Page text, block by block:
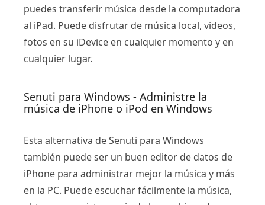
puedes transferir música desde la computadora
al iPad. Puede disfrutar de música local, videos,
fotos en su iDevice en cualquier momento y en
cualquier lugar.
Senuti para Windows - Administre la
música de iPhone o iPod en Windows
Esta alternativa de Senuti para Windows
también puede ser un buen editor de datos de
iPhone para administrar mejor la música y más
en la PC. Puede escuchar fácilmente la música,